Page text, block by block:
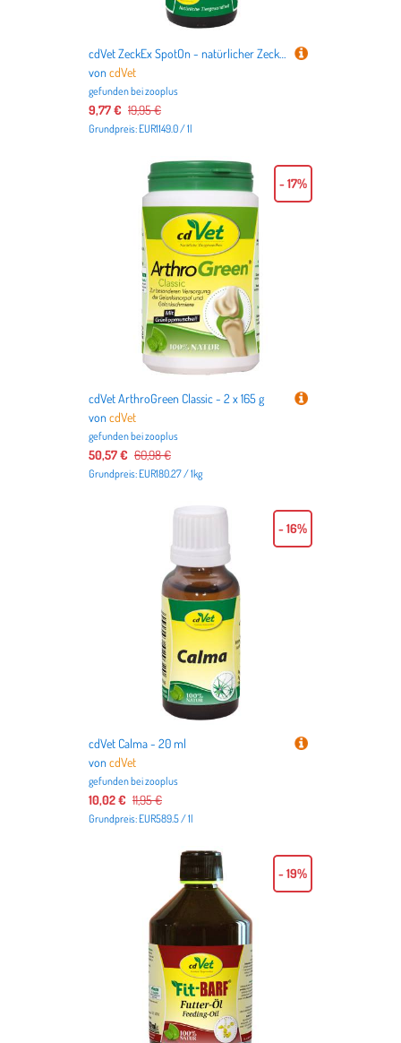
cdVet ZeckEx SpotOn - natürlicher Zeckenschutz - 10 ml
voncdVet
gefunden beizooplus
9,77 € 19,95 €
Grundpreis: EUR1149.0 / 1l
cdVet ArthroGreen Classic - 2 x 165 g
voncdVet
gefunden beizooplus
50,57 € 60,98 €
Grundpreis: EUR180.27 / 1kg
- 17%
cdVet Calma - 20 ml
voncdVet
gefunden beizooplus
10,02 € 11,95 €
Grundpreis: EUR589.5 / 1l
- 16%
- 19%